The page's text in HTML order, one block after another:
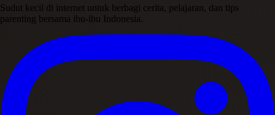
Sudut kecil di internet untuk berbagi cerita, pelajaran, dan tips
parenting bersama ibu-ibu Indonesia.